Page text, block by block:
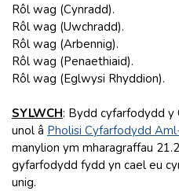
Rôl wag (Cynradd).
Rôl wag (Uwchradd).
Rôl wag (Arbennig).
Rôl wag (Penaethiaid).
Rôl wag (Eglwysi Rhyddion).
SYLWCH: Bydd cyfarfodydd y
unol â Pholisi Cyfarfodydd
manylion ym mharagraffau
gyfarfodydd fydd yn cael eu
unig.